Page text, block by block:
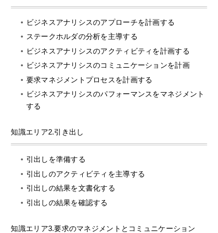
ビジネスアナリシスのアプローチを計画する
ステークホルダの分析を主導する
ビジネスアナリシスのアクティビティを計画する
ビジネスアナリシスのコミュニケーションを計画
要求マネジメントプロセスを計画する
ビジネスアナリシスのパフォーマンスをマネジメント
する
知識エリア2.引き出し
引出しを準備する
引出しのアクティビティを主導する
引出しの結果を文書化する
引出しの結果を確認する
知識エリア3.要求のマネジメントとコミュニケーション